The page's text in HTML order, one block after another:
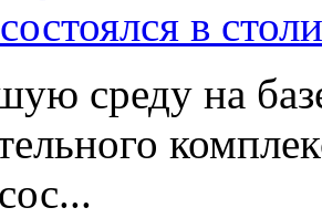
в
среду на